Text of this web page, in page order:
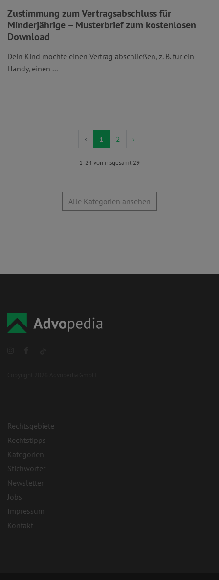
Zustimmung zum Vertragsabschluss für
Minderjährige – Musterbrief zum kostenlosen
Download
Dein Kind möchte einen Vertrag abschließen, z. B. für ein
Handy, einen ...
‹ 1 2 ›
1-24 von insgesamt 29
Alle Kategorien ansehen
Rechtsgebiete
Rechtstipps
Kategorien
Stichwörter
Newsletter
Jobs
Impressum
Kontakt